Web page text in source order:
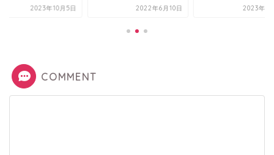
2023年10月5日 2022年6月10日 2023年1
COMMENT